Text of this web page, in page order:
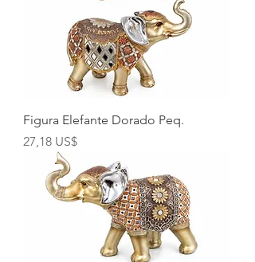
Figura Elefante Dorado Peq.
Precio
27,18 US$